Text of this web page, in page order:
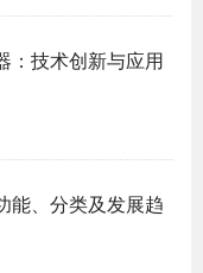
：技术创新与应用
能、分类及发展趋